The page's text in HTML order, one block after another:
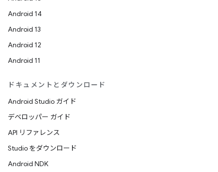
Android 14
Android 13
Android 12
Android 11
ドキュメントとダウンロード
Android Studio ガイド
デベロッパー ガイド
API リファレンス
Studio をダウンロード
Android NDK